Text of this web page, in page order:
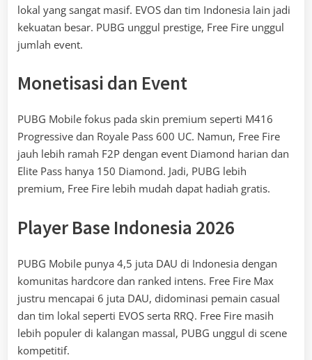
lokal yang sangat masif. EVOS dan tim Indonesia lain jadi
kekuatan besar. PUBG unggul prestige, Free Fire unggul
jumlah event.
Monetisasi dan Event
PUBG Mobile fokus pada skin premium seperti M416
Progressive dan Royale Pass 600 UC. Namun, Free Fire
jauh lebih ramah F2P dengan event Diamond harian dan
Elite Pass hanya 150 Diamond. Jadi, PUBG lebih
premium, Free Fire lebih mudah dapat hadiah gratis.
Player Base Indonesia 2026
PUBG Mobile punya 4,5 juta DAU di Indonesia dengan
komunitas hardcore dan ranked intens. Free Fire Max
justru mencapai 6 juta DAU, didominasi pemain casual
dan tim lokal seperti EVOS serta RRQ. Free Fire masih
lebih populer di kalangan massal, PUBG unggul di scene
kompetitif.